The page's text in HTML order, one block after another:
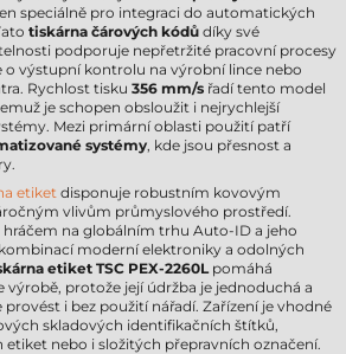
speciálně pro integraci do automatických
tiskárna čárových kódů díky své
podporuje nepřetržité pracovní procesy
o výstupní kontrolu na výrobní lince nebo
Rychlost tisku 356 mm/s řadí tento model
je schopen obsloužit i nejrychlejší
Mezi primární oblasti použití patří
systémy, kde jsou přesnost a
etiketdisponuje robustním kovovým
vlivům průmyslového prostředí.
hráčem na globálním trhu Auto-ID a jeho
moderní elektroniky a odolných
etiket TSC PEX-2260Lpomáhá
protože její údržba je jednoduchá a
i bez použití nářadí. Zařízení je vhodné
skladových identifikačních štítků,
nebo i složitých přepravních označení.